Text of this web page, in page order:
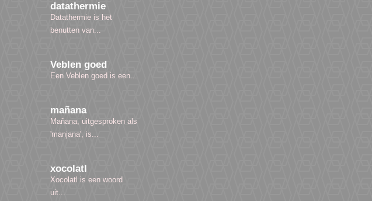
datathermie
Datathermie is het
benutten van...
Veblen goed
Een Veblen goed is een...
mañana
Mañana, uitgesproken als
'manjana', is...
xocolatl
Xocolatl is een woord
uit...